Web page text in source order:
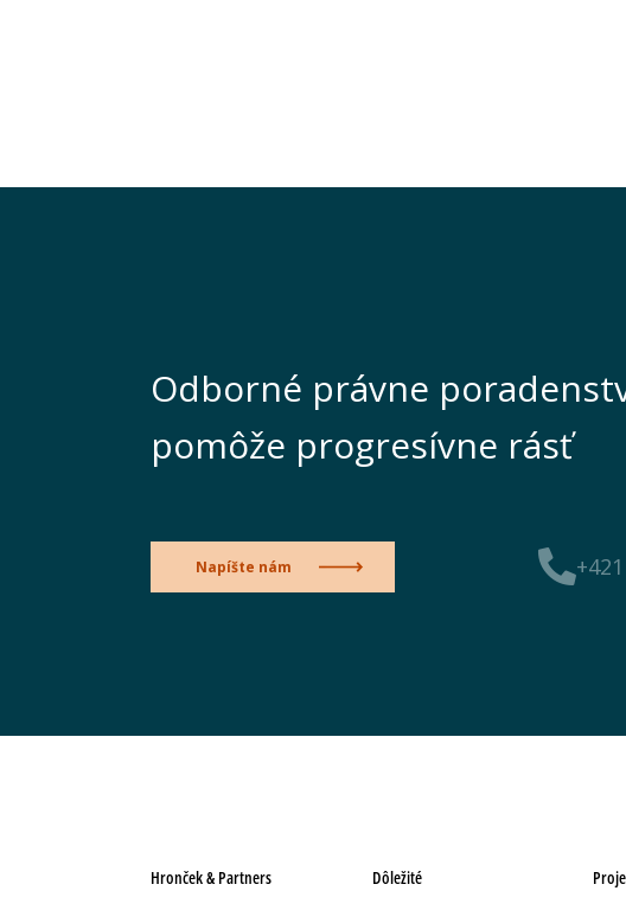
Odborné právne
pomôže progresívne rásť
Napíšte nám
Hronček & Partners Dôležité